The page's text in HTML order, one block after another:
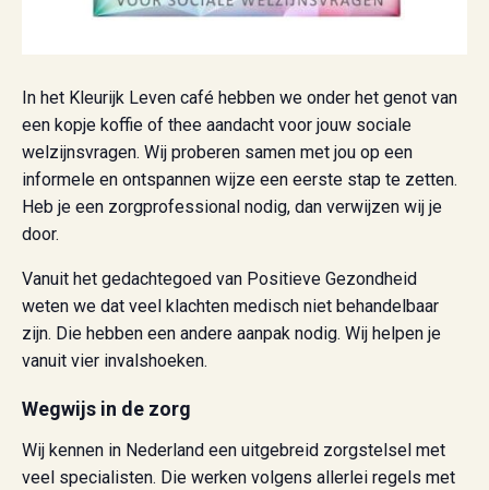
In het Kleurijk Leven café hebben we onder het genot van
een kopje koffie of thee aandacht voor jouw sociale
welzijnsvragen. Wij proberen samen met jou op een
informele en ontspannen wijze een eerste stap te zetten.
Heb je een zorgprofessional nodig, dan verwijzen wij je
door.
Vanuit het gedachtegoed van Positieve Gezondheid
weten we dat veel klachten medisch niet behandelbaar
zijn. Die hebben een andere aanpak nodig. Wij helpen je
vanuit vier invalshoeken.
Wegwijs in de zorg
Wij kennen in Nederland een uitgebreid zorgstelsel met
veel specialisten. Die werken volgens allerlei regels met